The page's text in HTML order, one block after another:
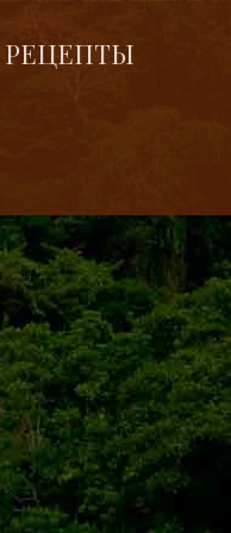
РЕЦЕПТЫ